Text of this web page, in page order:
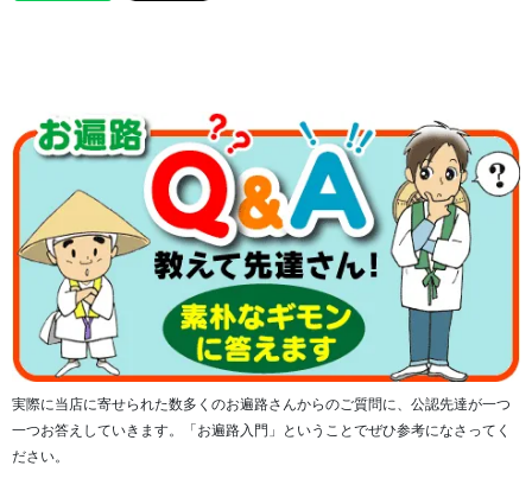
掛軸の上部の端に取り付けられた八双金具は上質な透かし
仕上げとなっております。
実際に当店に寄せられた数多くのお遍路さんからのご質問に、公認先達が一つ
一つお答えしていきます。「お遍路入門」ということでぜひ参考になさってく
ださい。